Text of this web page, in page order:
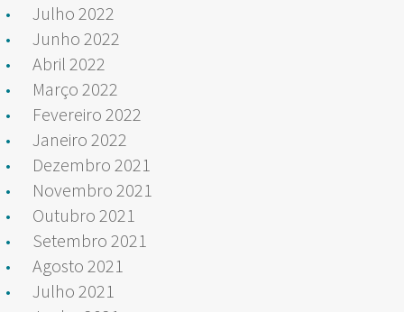
Julho 2022
Junho 2022
Abril 2022
Março 2022
Fevereiro 2022
Janeiro 2022
Dezembro 2021
Novembro 2021
Outubro 2021
Setembro 2021
Agosto 2021
Julho 2021